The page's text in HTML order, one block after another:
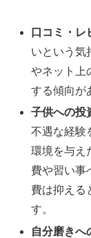
口コミ・レ
いという気
やネット上
する傾向が
子供への投
不遇な経験
環境を与え
費や習い事
費は抑える
す。
自分磨きへ